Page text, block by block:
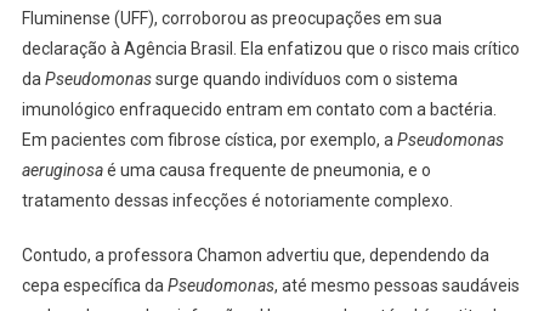
Fluminense (UFF), corroborou as preocupações em sua
declaração à Agência Brasil. Ela enfatizou que o risco mais crítico
daPseudomonassurge quando indivíduos com o sistema
imunológico enfraquecido entram em contato com a bactéria.
Em pacientes com fibrose cística, por exemplo, aPseudomonas
aeruginosaé uma causa frequente de pneumonia, e o
tratamento dessas infecções é notoriamente complexo.
Contudo, a professora Chamon advertiu que, dependendo da
cepa específica daPseudomonas, até mesmo pessoas saudáveis